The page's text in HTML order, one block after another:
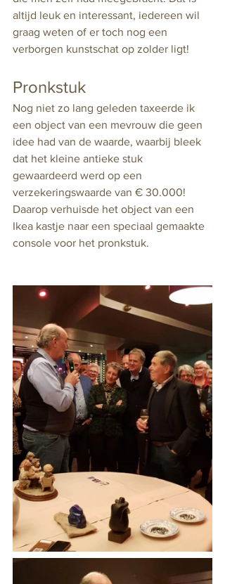
altijd leuk en interessant, iedereen wil
graag weten of er toch nog een
verborgen kunstschat op zolder ligt!
Pronkstuk
Nog niet zo lang geleden taxeerde ik
een object van een mevrouw die geen
idee had van de waarde, waarbij bleek
dat het kleine antieke stuk
gewaardeerd werd op een
verzekeringswaarde van € 30.000!
Daarop verhuisde het object van een
Ikea kastje naar een speciaal gemaakte
console voor het pronkstuk.